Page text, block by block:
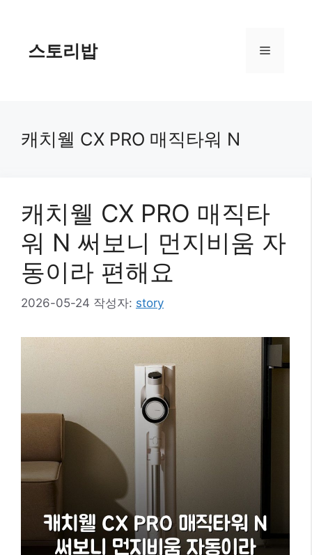
스토리밥 메
캐치웰 CX PRO 매직타워 N
캐치웰 CX PRO 매직타
워 N 써보니 먼지비움 자
동이라 편해요
2026-05-24 작성자: story